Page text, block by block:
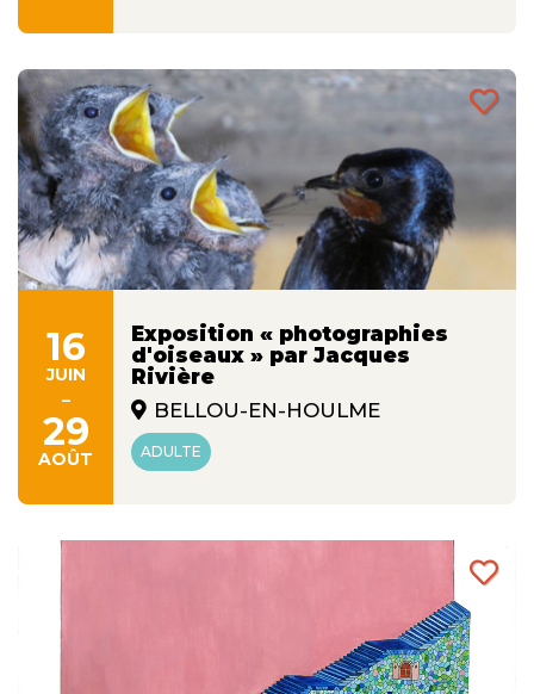
16
JUIN
-
29
AOÛT
Exposition « photographies
d'oiseaux » par Jacques
Rivière
BELLOU-EN-HOULME
ADULTE